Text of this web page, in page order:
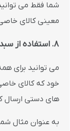
شما فقط می
معینی کالای
8. استفاده از سبد خرید
می توانید برای
خود که کالای
های دستی ارسال